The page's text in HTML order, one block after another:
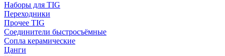
Наборы для TIG
Переходники
Прочее TIG
Соединители быстросъёмные
Сопла керамические
Цанги